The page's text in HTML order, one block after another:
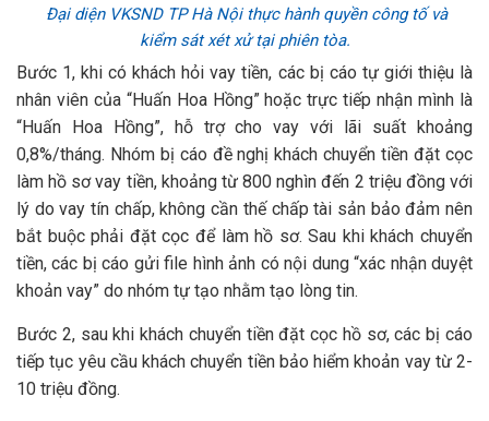
Đại diện VKSND TP Hà Nội thực hành quyền công tố và
kiểm sát xét xử tại phiên tòa.
Bước 1, khi có khách hỏi vay tiền, các bị cáo tự giới thiệu là
nhân viên của “Huấn Hoa Hồng” hoặc trực tiếp nhận mình là
“Huấn Hoa Hồng”, hỗ trợ cho vay với lãi suất khoảng
0,8%/tháng. Nhóm bị cáo đề nghị khách chuyển tiền đặt cọc
làm hồ sơ vay tiền, khoảng từ 800 nghìn đến 2 triệu đồng với
lý do vay tín chấp, không cần thế chấp tài sản bảo đảm nên
bắt buộc phải đặt cọc để làm hồ sơ. Sau khi khách chuyển
tiền, các bị cáo gửi file hình ảnh có nội dung “xác nhận duyệt
khoản vay” do nhóm tự tạo nhằm tạo lòng tin.
Bước 2, sau khi khách chuyển tiền đặt cọc hồ sơ, các bị cáo
tiếp tục yêu cầu khách chuyển tiền bảo hiểm khoản vay từ 2-
10 triệu đồng.